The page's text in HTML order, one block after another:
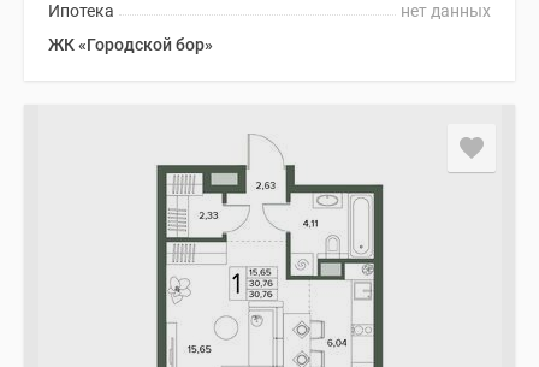
нет данных
Ипотека
ЖК «Городской бор»